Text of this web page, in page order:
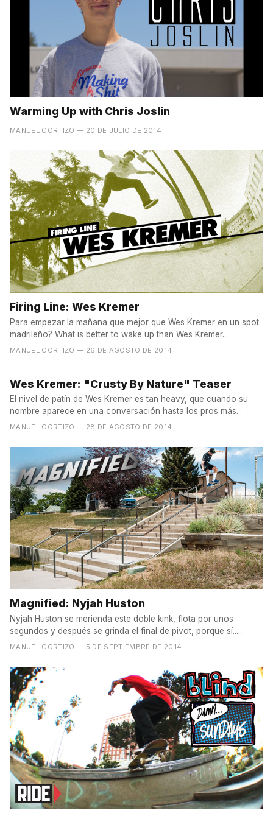
Warming Up with Chris Joslin
MANUEL CORTIZO — 20 DE JULIO DE 2014
Firing Line: Wes Kremer
Para empezar la mañana que mejor que Wes Kremer en un spot
madrileño? What is better to wake up than Wes Kremer...
MANUEL CORTIZO — 26 DE AGOSTO DE 2014
Wes Kremer: "Crusty By Nature" Teaser
El nivel de patín de Wes Kremer es tan heavy, que cuando su
nombre aparece en una conversación hasta los pros más...
MANUEL CORTIZO — 28 DE AGOSTO DE 2014
Magnified: Nyjah Huston
Nyjah Huston se merienda este doble kink, flota por unos
segundos y después se grinda el final de pivot, porque sí......
MANUEL CORTIZO — 5 DE SEPTIEMBRE DE 2014